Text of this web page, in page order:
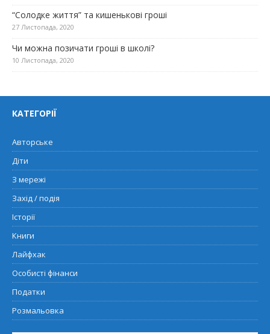
“Солодке життя” та кишенькові гроші
27 Листопада, 2020
Чи можна позичати гроші в школі?
10 Листопада, 2020
КАТЕГОРІЇ
Авторське
Діти
З мережі
Захід / подія
Історії
Книги
Лайфхак
Особисті фінанси
Податки
Розмальовка